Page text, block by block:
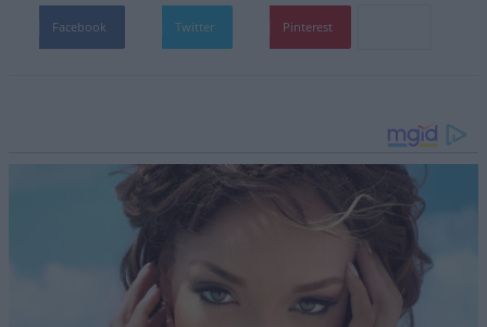
Facebook Twitter Pinterest